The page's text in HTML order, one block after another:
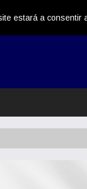
estará a consentir